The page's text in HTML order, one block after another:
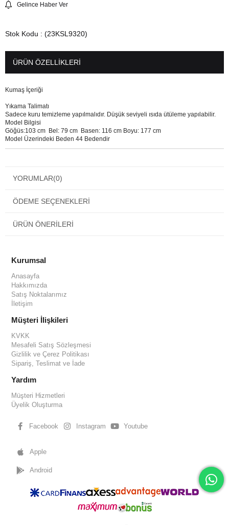
Gelince Haber Ver
Stok Kodu (23KSL9320)
ÜRÜN ÖZELLIKLERI
Kumaş İçeriği
Yıkama Talimatı
Sadece kuru temizleme yapılmalıdır. Düşük seviyeli ısıda ütüleme yapılabilir.
Model Bilgisi
Göğüs:103 cm Bel: 79 cm Basen: 116 cm Boyu: 177 cm
Model Üzerindeki Beden 44 Bedendir
YORUMLAR(0)
ÖDEME SEÇENEKLERI
ÜRÜN ÖNERILERI
Kurumsal
Anasayfa
Hakkımızda
Satış Noktalarımız
İletişim
Müşteri İlişkileri
KVKK
Mesafeli Satış Sözleşmesi
Gizlilik ve Çerez Politikası
Sipariş, Teslimat ve İade
Yardım
Müşteri Hizmetleri
Üyelik Oluşturma
Facebook Instagram Youtube
Apple
Android